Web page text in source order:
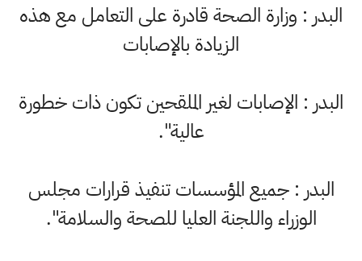
البدر : وزارة الصحة قادرة على التعامل مع هذه
الزيادة بالإصابات
البدر : الإصابات لغير الملقحين تكون ذات خطورة
عالية".
البدر : جميع المؤسسات تنفيذ قرارات مجلس
الوزراء واللجنة العليا للصحة والسلامة".